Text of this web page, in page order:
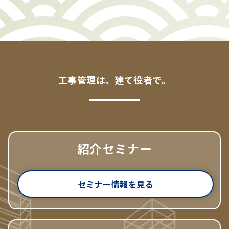
工事管理は、建て役者で。
紹介セミナー
セミナー情報を見る